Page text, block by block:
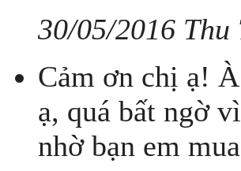
30/05/2016 Thu
Cảm ơn chị ạ!
ạ, quá bất ngờ
nhờ bạn em